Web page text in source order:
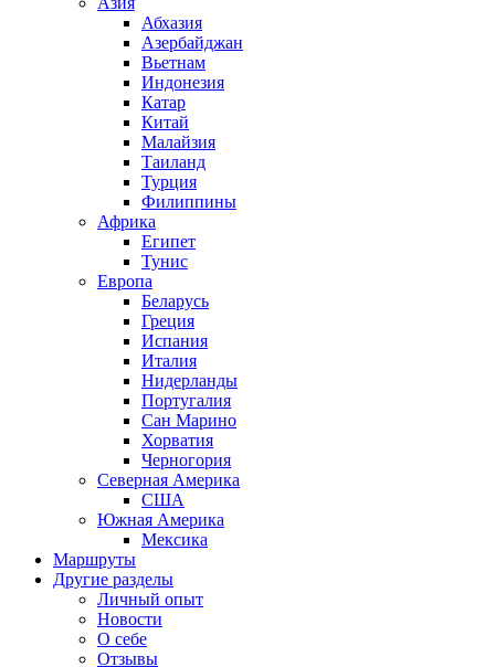
Абхазия
Азербайджан
Вьетнам
Индонезия
Катар
Китай
Малайзия
Таиланд
Турция
Филиппины
Африка
Египет
Тунис
Европа
Беларусь
Греция
Испания
Италия
Нидерланды
Португалия
Сан Марино
Хорватия
Черногория
Северная Америка
США
Южная Америка
Мексика
Маршруты
Другие разделы
Личный опыт
Новости
О себе
Отзывы